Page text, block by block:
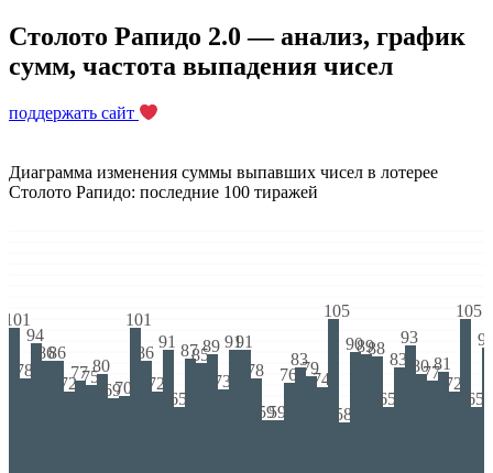
Столото Рапидо 2.0 — анализ, график
сумм, частота выпадения чисел
поддержать сайт
Диаграмма изменения суммы выпавших чисел в лотерее
Столото Рапидо: последние 100 тиражей
101
78
94
8686
72
7775
80
6970
101
86
72
91
65
878589
73
9191
78
5959
76
8379
74
105
58
908988
65
83
93
807781
72
105
65